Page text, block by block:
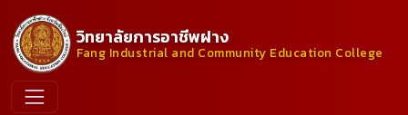
วิทยาลัยการอาชีพฝาง
Fang Industrial and Community Education College